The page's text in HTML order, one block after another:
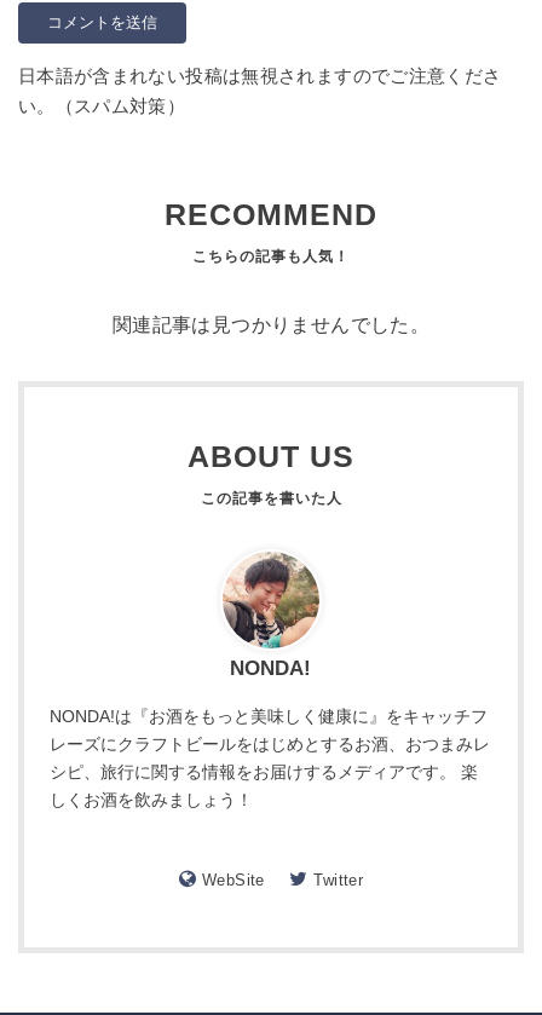
日本語が含まれない投稿は無視されますのでご注意くださ
い。（スパム対策）
RECOMMEND
関連記事は見つかりませんでした。
ABOUT US
NONDA!
NONDA!は『お酒をもっと美味しく健康に』をキャッチフ
レーズにクラフトビールをはじめとするお酒、おつまみレ
シピ、旅行に関する情報をお届けするメディアです。 楽
しくお酒を飲みましょう！
WebSite Twitter